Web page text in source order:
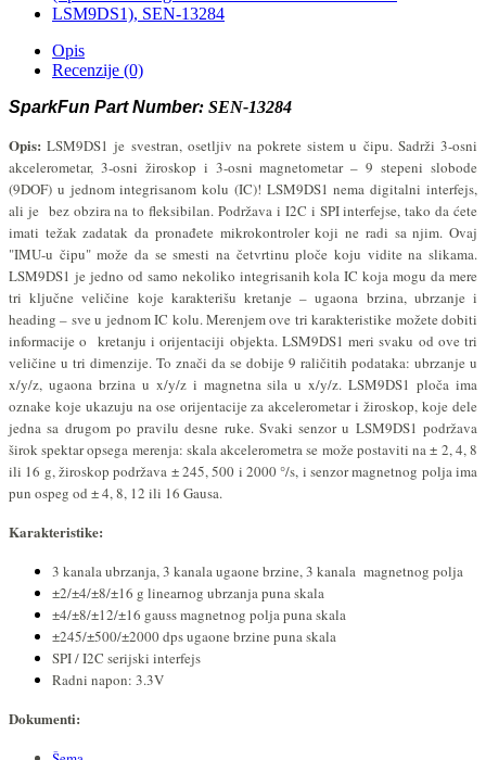
Opis
Recenzije (0)
SparkFun Part Number: SEN-13284
Opis: LSM9DS1 je svestran, osetljiv na pokrete sistem u čipu. Sadrži 3-osni
akcelerometar, 3-osni žiroskop i 3-osni magnetometar – 9 stepeni slobode
(9DOF) u jednom integrisanom kolu (IC)! LSM9DS1 nema digitalni interfejs,
ali je bez obzira na to fleksibilan. Podržava i I2C i SPI interfejse, tako da ćete
imati težak zadatak da pronađete mikrokontroler koji ne radi sa njim. Ovaj
"IMU-u čipu" može da se smesti na četvrtinu ploče koju vidite na slikama.
LSM9DS1 je jedno od samo nekoliko integrisanih kola IC koja mogu da mere
tri ključne veličine koje karakterišu kretanje – ugaona brzina, ubrzanje i
heading – sve u jednom IC kolu. Merenjem ove tri karakteristike možete dobiti
informacije o kretanju i orijentaciji objekta. LSM9DS1 meri svaku od ove tri
veličine u tri dimenzije. To znači da se dobije 9 raličitih podataka: ubrzanje u
x/y/z, ugaona brzina u x/y/z i magnetna sila u x/y/z. LSM9DS1 ploča ima
oznake koje ukazuju na ose orijentacije za akcelerometar i žiroskop, koje dele
jedna sa drugom po pravilu desne ruke. Svaki senzor u LSM9DS1 podržava
širok spektar opsega merenja: skala akcelerometra se može postaviti na ± 2, 4, 8
ili 16 g, žiroskop podržava ± 245, 500 i 2000 °/s, i senzor magnetnog polja ima
pun ospeg od ± 4, 8, 12 ili 16 Gausa.
Karakteristike:
3 kanala ubrzanja, 3 kanala ugaone brzine, 3 kanala magnetnog polja
±2/±4/±8/±16 g linearnog ubrzanja puna skala
±4/±8/±12/±16 gauss magnetnog polja puna skala
±245/±500/±2000 dps ugaone brzine puna skala
SPI / I2C serijski interfejs
Radni napon: 3.3V
Dokumenti: